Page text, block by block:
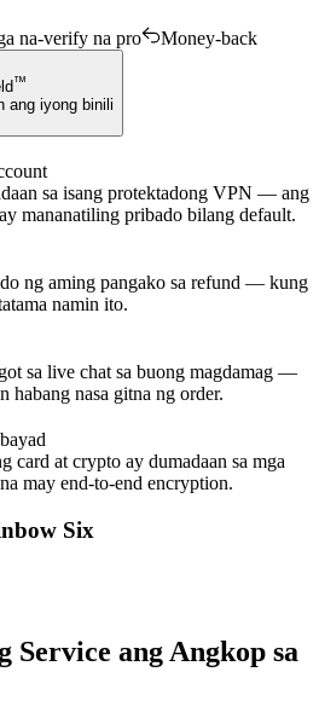
na-verify na pro Money-back
™
ang iyong binili
sa isang protektadong VPN — ang
mananatiling pribado bilang default.
ng aming pangako sa refund — kung
namin ito.
sa live chat sa buong magdamag —
nasa gitna ng order.
card at crypto ay dumadaan sa mga
may end-to-end encryption.
Six
Service ang Angkop sa